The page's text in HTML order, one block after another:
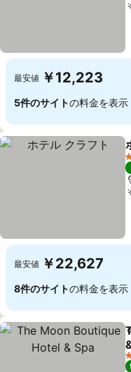
最安値 ￥12,223
5件のサイトの料金を表示
最安値 ￥22,627
8件のサイトの料金を表示